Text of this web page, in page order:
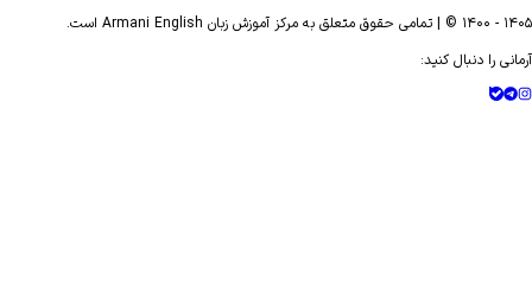
۱۴۰۵ - ۱۴۰۰ © | تمامی حقوق متعلق به مرکز آموزش زبان Armani English است.
آرمانی را دنبال کنید: